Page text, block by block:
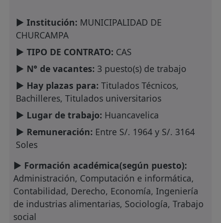
► Institución: MUNICIPALIDAD DE
CHURCAMPA
► TIPO DE CONTRATO: CAS
► N° de vacantes: 3 puesto(s) de trabajo
► Hay plazas para: Titulados Técnicos,
Bachilleres, Titulados universitarios
► Lugar de trabajo: Huancavelica
► Remuneración: Entre S/. 1964 y S/. 3164
Soles
► Formación académica(según puesto):
Administración, Computación e informática,
Contabilidad, Derecho, Economía, Ingeniería
de industrias alimentarias, Sociología, Trabajo
social